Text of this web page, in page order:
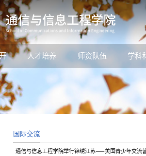
人才培养 师资队伍 学科
国际交流
通信与信息工程学院举行锦绣江苏——美国青少年交流